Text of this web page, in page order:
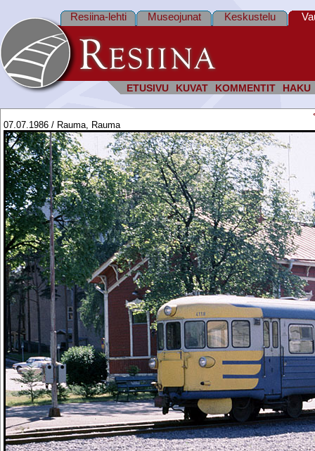
ETUSIVU KUVAT KOMMENTIT HAKU
Resiina-lehti Museojunat Keskustelu
07.07.1986 / Rauma, Rauma